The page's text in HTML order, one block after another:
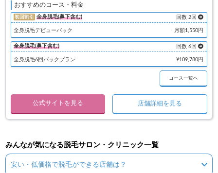
おすすめのコース・料金
初回割引 全身脱毛(鼻下含む) 回数 2回
全身脱毛デビューパック 月額1,550円
全身脱毛(鼻下含む) 回数 6回
全身脱毛6回パックプラン ¥109,780円
コース一覧へ
公式サイトを見る 店舗詳細を見る
みんなが気になる脱毛サロン・クリニック一覧
安い・低価格で脱毛ができる店舗は？